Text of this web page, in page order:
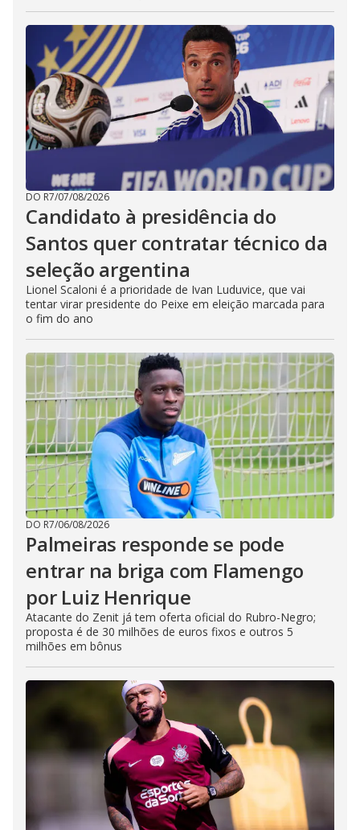
DO R7/07/08/2026
Candidato à presidência do
Santos quer contratar técnico da
seleção argentina
Lionel Scaloni é a prioridade de Ivan Luduvice, que vai
tentar virar presidente do Peixe em eleição marcada para
o fim do ano
DO R7/06/08/2026
Palmeiras responde se pode
entrar na briga com Flamengo
por Luiz Henrique
Atacante do Zenit já tem oferta oficial do Rubro-Negro;
proposta é de 30 milhões de euros fixos e outros 5
milhões em bônus